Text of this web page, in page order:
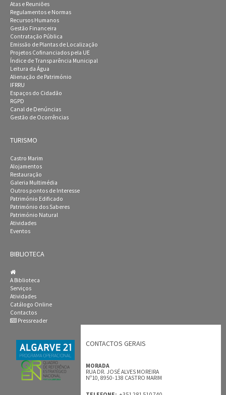
Atas e Reuniões
Regulamentos e Normas
Recursos Humanos
Gestão Financeira
Contratação Pública
Emissão de Plantas de Localização
Projetos Cofinanciados pela UE
Índice de Transparência Municipal
Leitura da Água
Alienação de Património
IFRRU
Espaços do Cidadão
RGPD
Canal de Denúncias
Gestão de Ocorrências
TURISMO
Castro Marim
Alojamentos
Restauração
Galeria Multimédia
Outros pontos de Interesse
Património Edificado
Património dos Saberes
Património Natural
Atividades
Eventos
BIBLIOTECA
A Biblioteca
Serviços
Atividades
Catálogo Online
Contactos
Pressreader
CONTACTOS GERAIS
MORADA
RUA DR. JOSÉ ALVES MOREIRA
Nº10, 8950-138 CASTRO MARIM